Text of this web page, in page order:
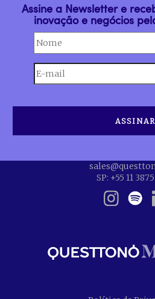
Assine a Newsletter e
inovação e negócios
SP: +55 11